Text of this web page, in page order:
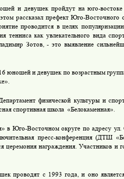
и девушек пройдут на юго-
рассказал префект Юго-Восточного
проводится в целях
тенниса как увлекательного вида
Зотов, - это выявление
юношей и девушек по возрастным
физической культуры и
спортивная школа «Белокаменная».
Юго-Восточном округе по адресу ул.
пресс-конференция (ДТШ
церемония награждения. Участников и
проводят с 1993 года, и оно